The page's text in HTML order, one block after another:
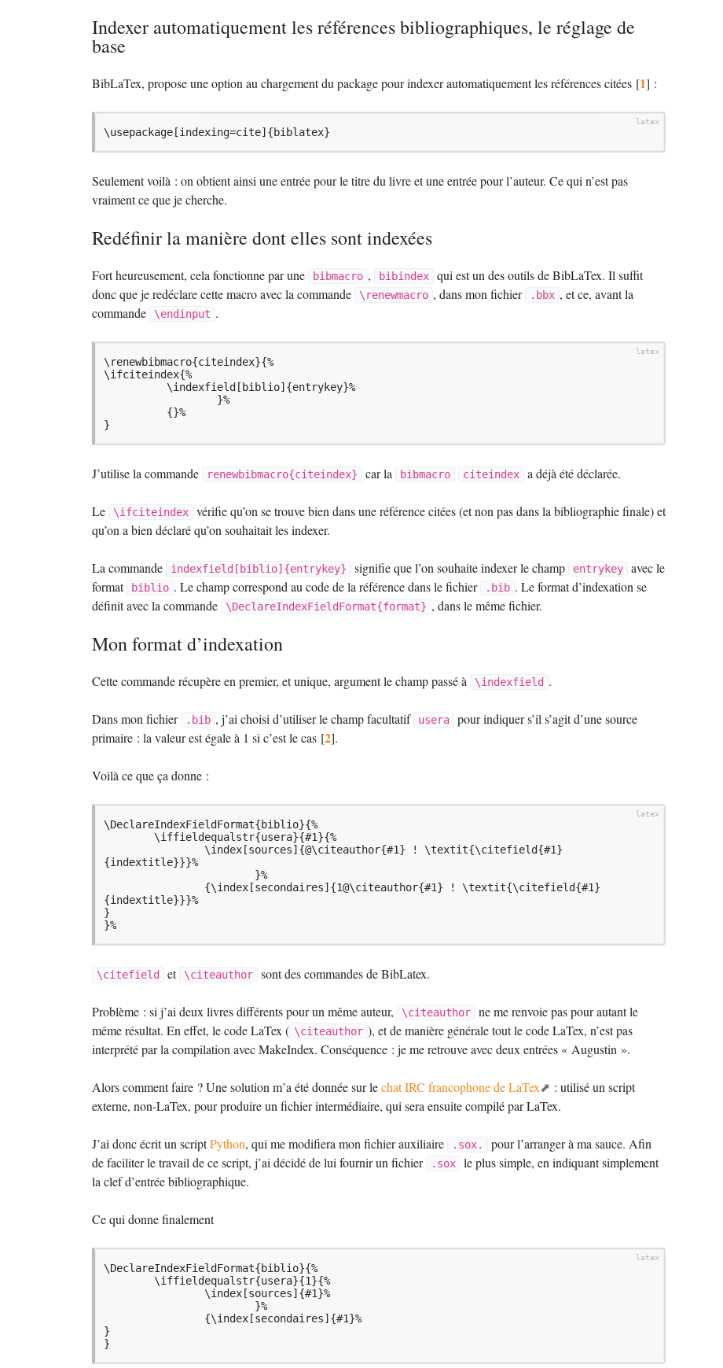
Indexer automatiquement les références bibliographiques, le réglage de
base
BibLaTex, propose une option au chargement du package pour indexer automatiquement les références citées [1] :
\usepackage[indexing=cite]{biblatex}
Seulement voilà : on obtient ainsi une entrée pour le titre du livre et une entrée pour l’auteur. Ce qui n’est pas
vraiment ce que je cherche.
Redéfinir la manière dont elles sont indexées
Fort heureusement, cela fonctionne par une bibmacro , bibindex
qui est un des outils de BibLaTex. Il suffit
donc que je redéclare cette macro avec la commande
\renewmacro , dans mon fichier .bbx , et ce, avant la
commande
\endinput .
\renewbibmacro{citeindex}{%
\ifciteindex{%
\indexfield[biblio]{entrykey}%
}%
{}%
}
J’utilise la commande renewbibmacro{citeindex} car la bibmacro citeindex a déjà été déclarée.
Le \ifciteindex
vérifie qu’on se trouve bien dans une référence citées (et non pas dans la bibliographie finale) et
qu’on a bien déclaré qu’on souhaitait les indexer.
La commande indexfield[biblio]{entrykey} signifie que l’on souhaite indexer le champ entrykey
avec le
format
biblio . Le champ correspond au code de la référence dans le fichier .bib . Le format d’indexation se
définit avec la commande
\DeclareIndexFieldFormat{format} , dans le même fichier.
Mon format d’indexation
Cette commande récupère en premier, et unique, argument le champ passé à \indexfield .
Dans mon fichier .bib , j’ai choisi d’utiliser le champ facultatif usera
pour indiquer s’il s’agit d’une source
primaire : la valeur est égale à 1 si c’est le cas [2].
Voilà ce que ça donne :
\DeclareIndexFieldFormat{biblio}{%
\iffieldequalstr{usera}{#1}{%
\index[sources]{@\citeauthor{#1} ! \textit{\citefield{#1}
{indextitle}}}%
}%
{\index[secondaires]{1@\citeauthor{#1} ! \textit{\citefield{#1}
{indextitle}}}%
}
}%
\citefield et \citeauthor sont des commandes de BibLatex.
Problème : si j’ai deux livres différents pour un même auteur, \citeauthor
ne me renvoie pas pour autant le
même résultat. En effet, le code LaTex ( \citeauthor ), et de manière générale tout le code LaTex, n’est pas
interprété par la compilation avec MakeIndex. Conséquence : je me retrouve avec deux entrées « Augustin ».
Alors comment faire ? Une solution m’a été donnée sur lechatIRC francophone de LaTex
: utilisé un script
externe, non-LaTex, pour produire un fichier intermédiaire, qui sera ensuite compilé par LaTex.
J’ai donc écrit un scriptPython, qui me modifiera mon fichier auxiliaire .sox.
pour l’arranger à ma sauce. Afin
de faciliter le travail de ce script, j’ai décidé de lui fournir un fichier
.sox
le plus simple, en indiquant simplement
la clef d’entrée bibliographique.
Ce qui donne finalement
\DeclareIndexFieldFormat{biblio}{%
\iffieldequalstr{usera}{1}{%
\index[sources]{#1}%
}%
{\index[secondaires]{#1}%
}
}